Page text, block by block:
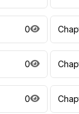
0
0
0